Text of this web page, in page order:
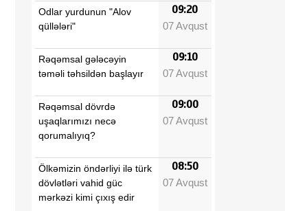
Odlar yurdunun "Alov
qüllələri"
09:20
07 Avqust
Rəqəmsal gələcəyin
təməli təhsildən başlayır
09:10
07 Avqust
Rəqəmsal dövrdə
uşaqlarımızı necə
qorumalıyıq?
09:00
07 Avqust
Ölkəmizin öndərliyi ilə türk
dövlətləri vahid güc
mərkəzi kimi çıxış edir
08:50
07 Avqust